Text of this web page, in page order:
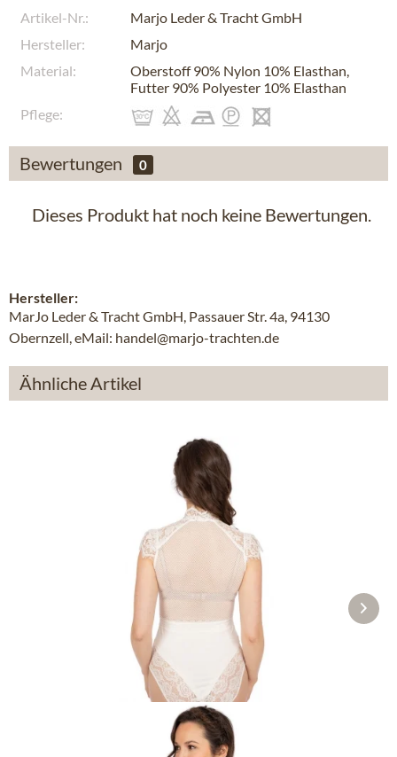
Artikel-Nr.:
Marjo Leder & Tracht GmbH
Hersteller:
Marjo
Material:
Oberstoff 90% Nylon 10% Elasthan,
Futter 90% Polyester 10% Elasthan
Pflege:
Bewertungen 0
Dieses Produkt hat noch keine Bewertungen.
Hersteller:
MarJo Leder & Tracht GmbH, Passauer Str. 4a, 94130
Obernzell, eMail: handel@marjo-trachten.de
Ähnliche Artikel
Trachtenbody MILLIE ecru